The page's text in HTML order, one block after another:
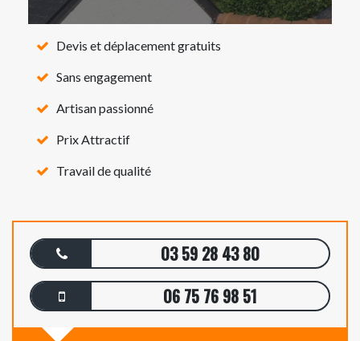
Devis et déplacement gratuits
Sans engagement
Artisan passionné
Prix Attractif
Travail de qualité
03 59 28 43 80
06 75 76 98 51